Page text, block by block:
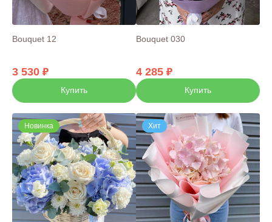
Bouquet 12
3 530
Купить
Bouquet 030
4 285
Купить
Новинка Хит